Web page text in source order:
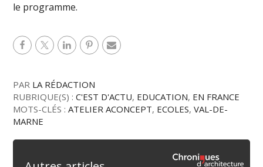
le programme.
PAR LA RÉDACTION
RUBRIQUE(S) :C'EST D'ACTU, EDUCATION, EN FRANCE
MOTS-CLÉS :ATELIER ACONCEPT, ECOLES,VAL-DE-
MARNE